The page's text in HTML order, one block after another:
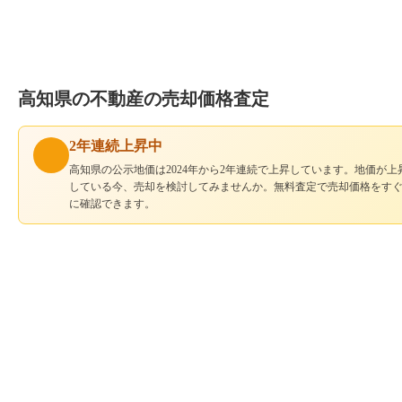
高知県の不動産の売却価格査定
2年連続上昇中
高知県の公示地価は2024年から2年連続で上昇しています。地価が上
している今、売却を検討してみませんか。無料査定で売却価格をすぐ
に確認できます。